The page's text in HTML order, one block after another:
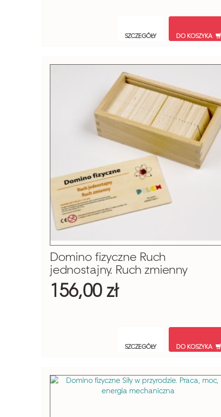
SZCZEGÓŁY DO KOSZYKA
Domino fizyczne Ruch
jednostajny. Ruch zmienny
156,00 zł
SZCZEGÓŁY DO KOSZYKA